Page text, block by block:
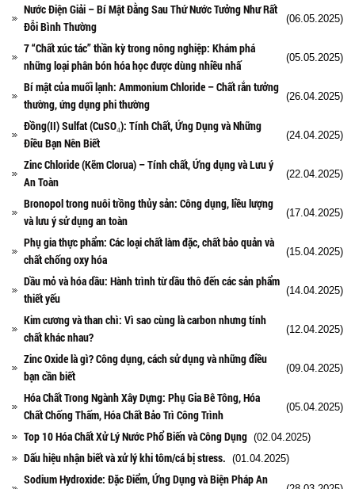
Nước Điện Giải – Bí Mật Đằng Sau Thứ Nước Tưởng Như Rất
Đỗi Bình Thường
(06.05.2025)
7 “Chất xúc tác” thần kỳ trong nông nghiệp: Khám phá
những loại phân bón hóa học được dùng nhiều nhấ
(05.05.2025)
Bí mật của muối lạnh: Ammonium Chloride – Chất rắn tưởng
thường, ứng dụng phi thường
(26.04.2025)
Đồng(II) Sulfat (CuSO₄): Tính Chất, Ứng Dụng và Những
Điều Bạn Nên Biết
(24.04.2025)
Zinc Chloride (Kẽm Clorua) – Tính chất, Ứng dụng và Lưu ý
An Toàn
(22.04.2025)
Bronopol trong nuôi trồng thủy sản: Công dụng, liều lượng
và lưu ý sử dụng an toàn
(17.04.2025)
Phụ gia thực phẩm: Các loại chất làm đặc, chất bảo quản và
chất chống oxy hóa
(15.04.2025)
Dầu mỏ và hóa dầu: Hành trình từ dầu thô đến các sản phẩm
thiết yếu
(14.04.2025)
Kim cương và than chì: Vì sao cùng là carbon nhưng tính
chất khác nhau?
(12.04.2025)
Zinc Oxide là gì? Công dụng, cách sử dụng và những điều
bạn cần biết
(09.04.2025)
Hóa Chất Trong Ngành Xây Dựng: Phụ Gia Bê Tông, Hóa
Chất Chống Thấm, Hóa Chất Bảo Trì Công Trình
(05.04.2025)
Top 10 Hóa Chất Xử Lý Nước Phổ Biến và Công Dụng (02.04.2025)
Dấu hiệu nhận biết và xử lý khi tôm/cá bị stress. (01.04.2025)
Sodium Hydroxide: Đặc Điểm, Ứng Dụng và Biện Pháp An